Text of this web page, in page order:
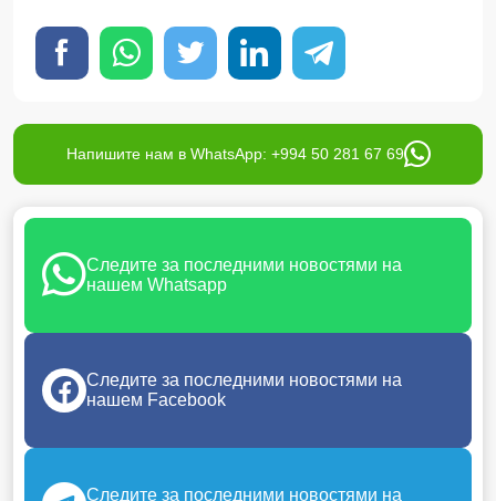
Напишите нам в WhatsApp: +994 50 281 67 69
Следите за последними новостями на
нашем Whatsapp
Следите за последними новостями на
нашем Facebook
Следите за последними новостями на